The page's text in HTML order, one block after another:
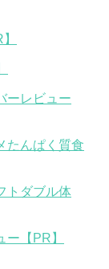
ーレビュー
たんぱく質食
トダブル体
【PR】